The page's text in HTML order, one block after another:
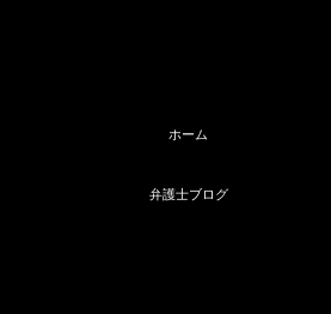
ホーム
弁護士ブログ